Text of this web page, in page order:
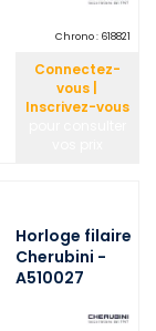
Chrono : 618821
Connectez-
vous |
Inscrivez-vous
Horloge filaire
Cherubini -
A510027